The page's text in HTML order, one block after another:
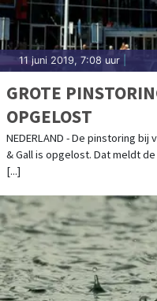
11 juni 2019, 7:08 uur
GROTE
OPGELOST
NEDERLAND - De pinstoring
& Gall is opgelost. Dat meldt
[...]